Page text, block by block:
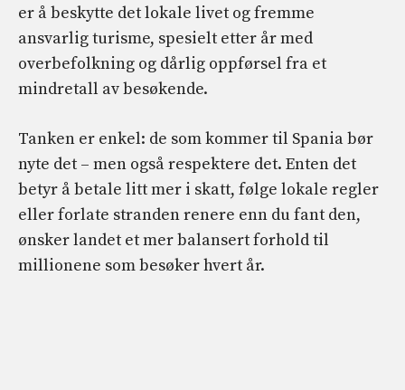
er å beskytte det lokale livet og fremme
ansvarlig turisme, spesielt etter år med
overbefolkning og dårlig oppførsel fra et
mindretall av besøkende.
Tanken er enkel: de som kommer til Spania bør
nyte det – men også respektere det. Enten det
betyr å betale litt mer i skatt, følge lokale regler
eller forlate stranden renere enn du fant den,
ønsker landet et mer balansert forhold til
millionene som besøker hvert år.